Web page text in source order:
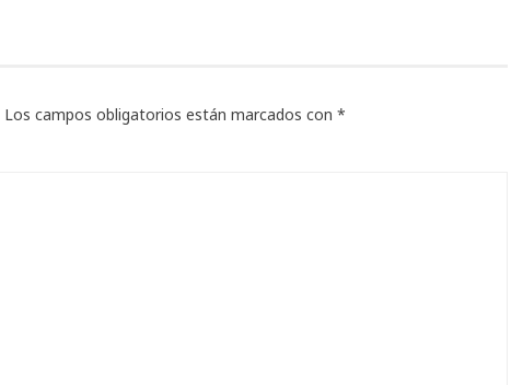
Los campos obligatorios están marcados con *